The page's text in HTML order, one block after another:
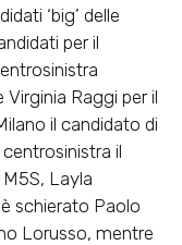
‘big’ delle
per il
Raggi per il
il candidato di
il
Layla
schierato Paolo
Lorusso, mentre